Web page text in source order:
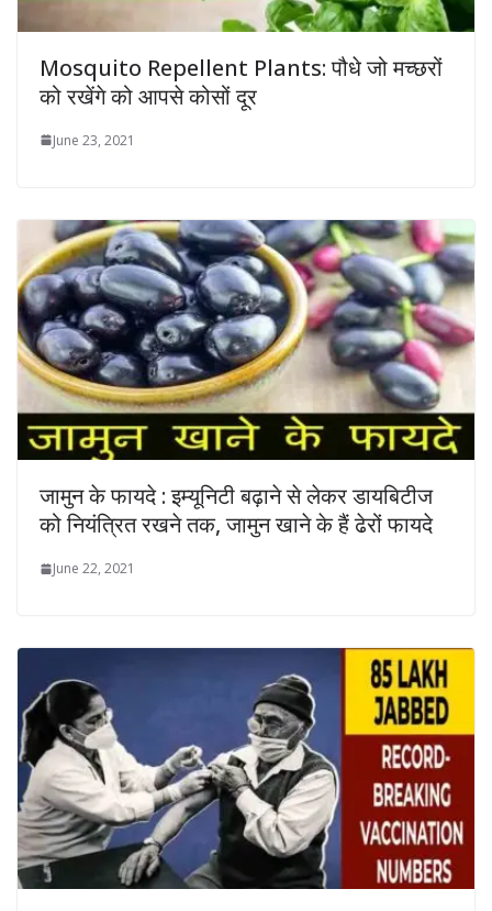
Mosquito Repellent Plants: पौधे जो मच्छरों
को रखेंगे को आपसे कोसों दूर
June 23, 2021
जामुन के फायदे : इम्यूनिटी बढ़ाने से लेकर डायबिटीज
को नियंत्रित रखने तक, जामुन खाने के हैं ढेरों फायदे
June 22, 2021